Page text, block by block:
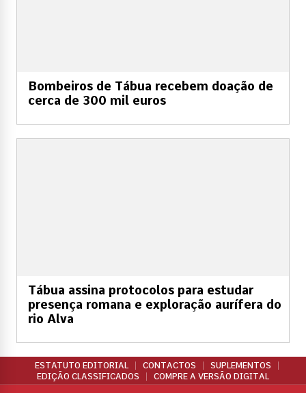
Bombeiros de Tábua recebem doação de
cerca de 300 mil euros
Tábua assina protocolos para estudar
presença romana e exploração aurífera do
rio Alva
ESTATUTO EDITORIAL CONTACTOS
SUPLEMENTOS
EDIÇÃO CLASSIFICADOS
COMPRE A VERSÃO DIGITAL